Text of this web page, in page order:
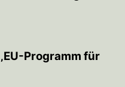
Programm für